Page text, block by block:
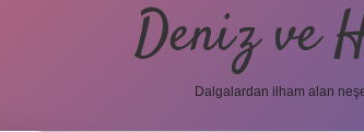
Deniz ve
Dalgalardan ilham alan